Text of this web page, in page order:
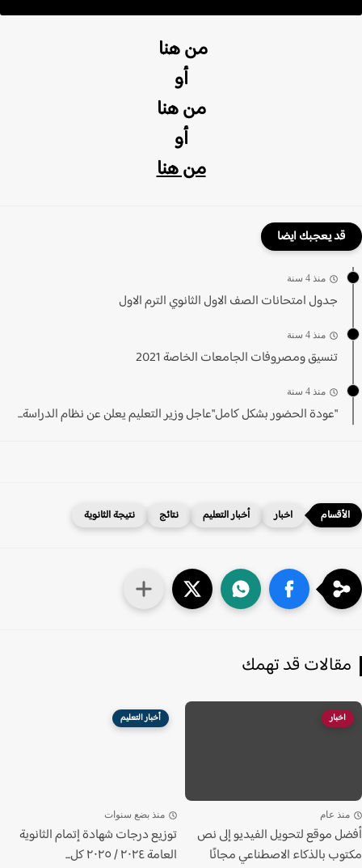
من هنا
أو
من هنا
أو
من هنا
قد يعجبك ايضا
منذ 4 سنة
جدول امتحانات الصف الاول الثانوي الترم الاول
منذ 4 سنة
تنسيق ومصروفات الجامعات الخاصة 2021
منذ 4 سنة
"عودة الحضور بشكل كامل"عاجل وزير التعليم يعلن عن نظام الدراسة...
اخبار أخبار التعليم نتائج نتيجة الثانوية
قد تهمك
اخبار
عام
موقع لتحويل الفيديو إلى نص
بالذكاء الاصطناعي مجانًا
أخبار التعليم
منذ بضع سنوات
توزيع درجات شهادة إتمام الثانوية
العامة ٢٠٢٤ / ٢٠٢٥ كل...